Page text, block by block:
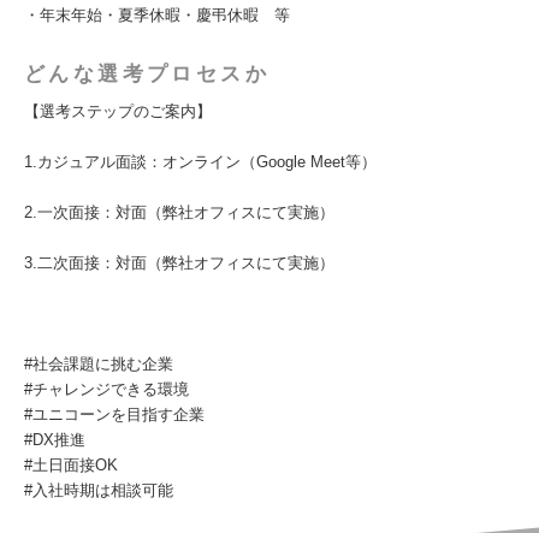
・年末年始・夏季休暇・慶弔休暇 等
どんな選考プロセスか
【選考ステップのご案内】
1.カジュアル面談：オンライン（Google Meet等）
2.一次面接：対面（弊社オフィスにて実施）
3.二次面接：対面（弊社オフィスにて実施）
#社会課題に挑む企業
#チャレンジできる環境
#ユニコーンを目指す企業
#DX推進
#土日面接OK
#入社時期は相談可能